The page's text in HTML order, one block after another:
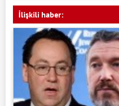
İlişkili haber: